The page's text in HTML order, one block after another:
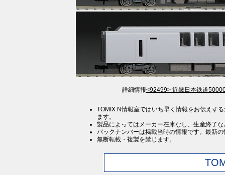
詳細情報<92499> 近畿日本鉄道